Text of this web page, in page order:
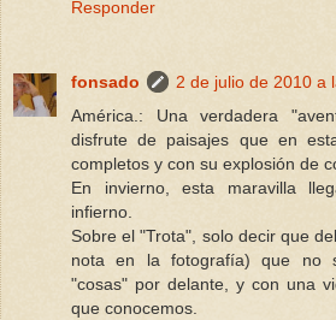
Responder
fonsado
2 de julio de 2010 a
América.: Una verdadera
disfrute de paisajes que en
completos y con su explosión de
En invierno, esta maravilla
infierno.
Sobre el "Trota", solo decir que
nota en la fotografía) que no
"cosas" por delante, y con una
que conocemos.